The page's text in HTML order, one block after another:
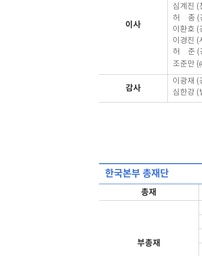
이사
심계진 (
허 종 (
이환호 (
이경진 (
허 준 (
조준만 (
감사
이광재 (
심한강 (
한국본부 총재단
총재
부총재